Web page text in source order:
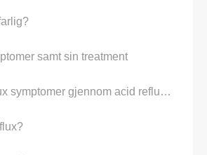
samt sin treatment
Vinne acid reflux symptomer gjennom acid reflux diet